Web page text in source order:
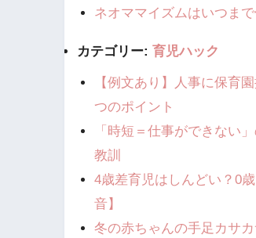
ネオママイズムはいつま
カテゴリー: 育児ハック
【例文あり】人事に保育
つのポイント
「時短＝仕事ができない
教訓
4歳差育児はしんどい？0
音】
冬の赤ちゃんの手足カサ